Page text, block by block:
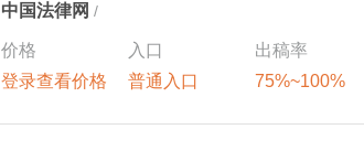
中国法律网 /
价格
登录查看价格
入口
普通入口
出稿率
75%~100%